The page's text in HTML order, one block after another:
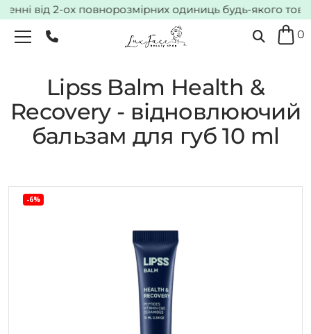
від 2-ох повнорозмірних одиниць будь-якого
0
Lipss Balm Health &
Recovery - відновлюючий
бальзам для губ 10 ml
-6%